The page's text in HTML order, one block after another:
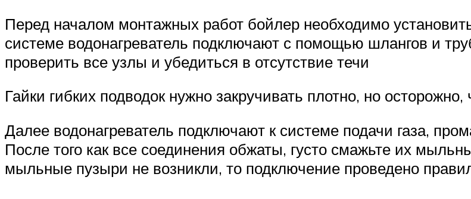
Перед началом монтажных работ бойлер необходимо
системе водонагреватель подключают с помощью шлангов и
проверить все узлы и убедиться в отсутствие течи
Гайки гибких подводок нужно закручивать плотно, но
Далее водонагреватель подключают к системе подачи газа,
После того как все соединения обжаты, густо смажьте их
мыльные пузыри не возникли, то подключение проведено